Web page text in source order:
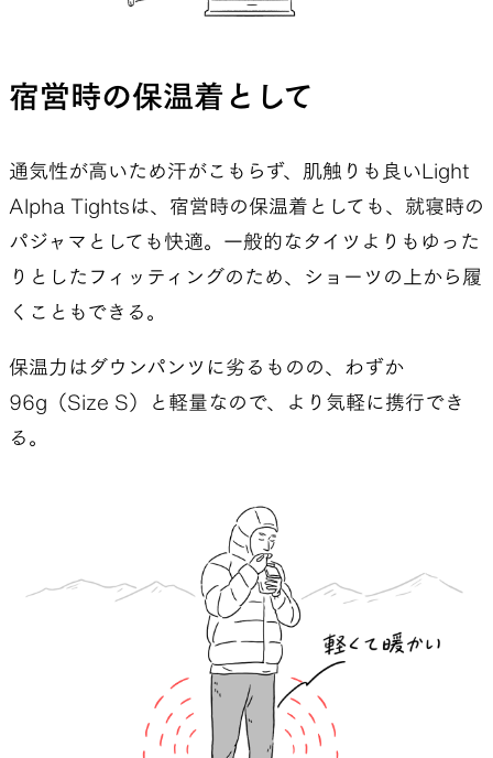
と道HLCのアンバサダーの絶賛の声を聞いて、も
は2年目に入った。そして、テストしていくなかで
少しずつこの道具の良さを実感していった。
Naomi Kazma, wearing the Bright Orange color.
この道具Light Alpha Tightsの魅力は軽量性と保温
性のバランス、そして行動着として使えることだ。
普段、僕はダウンパンツを余程のことがないかぎ
り持っていかない。なぜなら重たいし、テント場
宿営時の保温着として
通気性が高いため汗がこもらず、肌触りも良いLight
Alpha Tightsは、宿営時の保温着としても、就寝時の
パジャマとしても快適。一般的なタイツよりもゆった
りとしたフィッティングのため、ショーツの上から履
くこともできる。
保温力はダウンパンツに劣るものの、わずか
96g（Size S）と軽量なので、より気軽に携行でき
る。